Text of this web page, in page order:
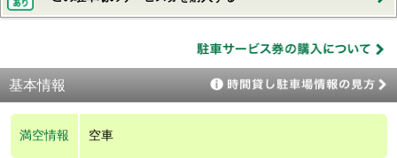
基本情報
満空情報 空車